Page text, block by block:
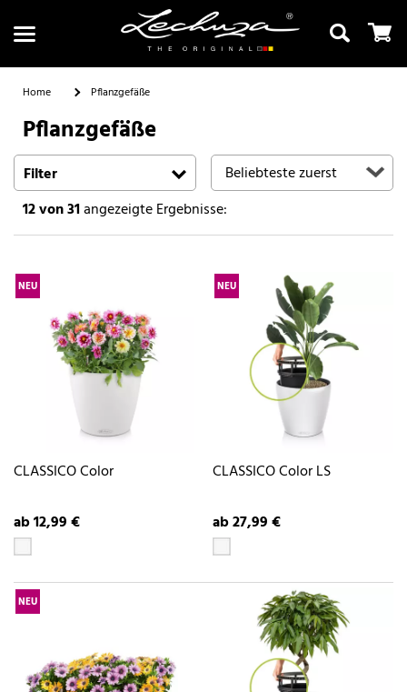
Suchen
Home Pflanzgefäße
Pflanzgefäße
Filter
12von 31angezeigte Ergebnisse:
NEU
CLASSICO Color
ab 12,99 €
NEU
CLASSICO Color LS
ab 27,99 €
NEU